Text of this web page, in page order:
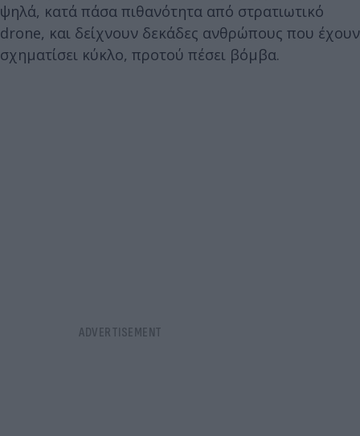
ψηλά, κατά πάσα πιθανότητα από στρατιωτικό
drone, και δείχνουν δεκάδες ανθρώπους που έχουν
σχηματίσει κύκλο, προτού πέσει βόμβα.